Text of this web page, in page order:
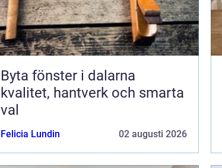
Byta fönster i dalarna
kvalitet, hantverk och smarta
val
Felicia Lundin 02 augusti 2026